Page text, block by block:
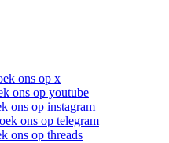
ons op x
ons op youtube
ons op instagram
ons op telegram
ons op threads